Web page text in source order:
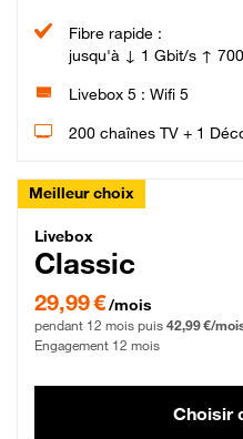
Fibre rapide :
jusqu'à ↓ 1 Gbit/s ↑
Livebox 5 : Wifi 5
200 chaînes TV + 1
Meilleur choix
Livebox Classic
Livebox
Classic
29,99 € par mois pendant 12
29,99 €/mois
pendant 12 mois puis 42,99 €/
Engagement 12 mois
Choisir